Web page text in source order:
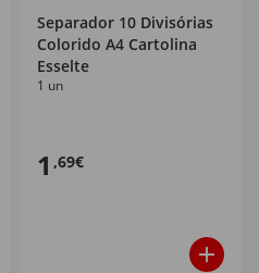
Separador 10 Divisórias
Colorido A4 Cartolina
Esselte
1 un
1 ,69€